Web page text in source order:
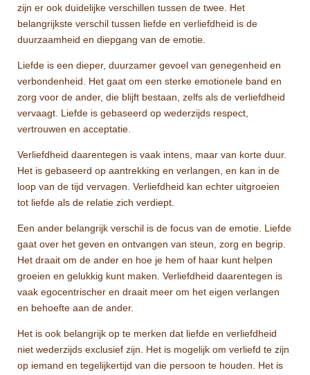
zijn er ook duidelijke verschillen tussen de twee. Het
belangrijkste verschil tussen liefde en verliefdheid is de
duurzaamheid en diepgang van de emotie.
Liefde is een dieper, duurzamer gevoel van genegenheid en
verbondenheid. Het gaat om een sterke emotionele band en
zorg voor de ander, die blijft bestaan, zelfs als de verliefdheid
vervaagt. Liefde is gebaseerd op wederzijds respect,
vertrouwen en acceptatie.
Verliefdheid daarentegen is vaak intens, maar van korte duur.
Het is gebaseerd op aantrekking en verlangen, en kan in de
loop van de tijd vervagen. Verliefdheid kan echter uitgroeien
tot liefde als de relatie zich verdiept.
Een ander belangrijk verschil is de focus van de emotie. Liefde
gaat over het geven en ontvangen van steun, zorg en begrip.
Het draait om de ander en hoe je hem of haar kunt helpen
groeien en gelukkig kunt maken. Verliefdheid daarentegen is
vaak egocentrischer en draait meer om het eigen verlangen
en behoefte aan de ander.
Het is ook belangrijk op te merken dat liefde en verliefdheid
niet wederzijds exclusief zijn. Het is mogelijk om verliefd te zijn
op iemand en tegelijkertijd van die persoon te houden. Het is